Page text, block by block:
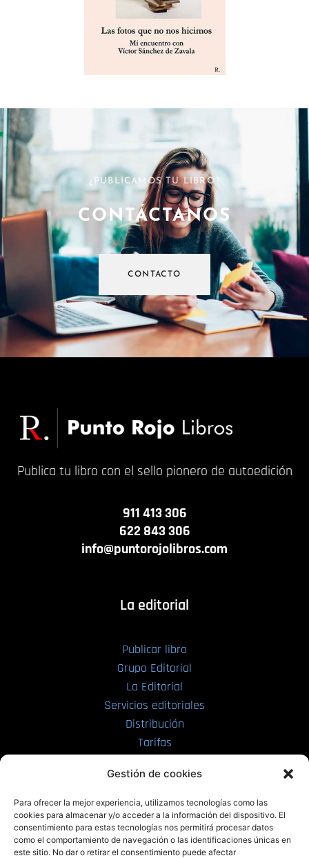
Gestión de cookies
Para ofrecer la mejor experiencia, utilizamos tecnologías como las
cookies para almacenar y/o acceder a la información del dispositivo. El
consentimiento para estas tecnologías nos permitirá procesar datos
como el comportamiento de navegación o las identificaciones únicas en
este sitio. No dar o retirar el consentimiento puede afectar
¿PUBLICAMOS TU LIBRO?
CONTÁCTANOS
CONTACTO
Publica tu libro con el sello pionero de autoedición
911 413 306
622 843 306
info@puntorojolibros.com
La editorial
Publicar libro
Grupo Editorial
La Editorial
Servicios editoriales
Distribución
Tarifas
PRL | Films
PRL | Play